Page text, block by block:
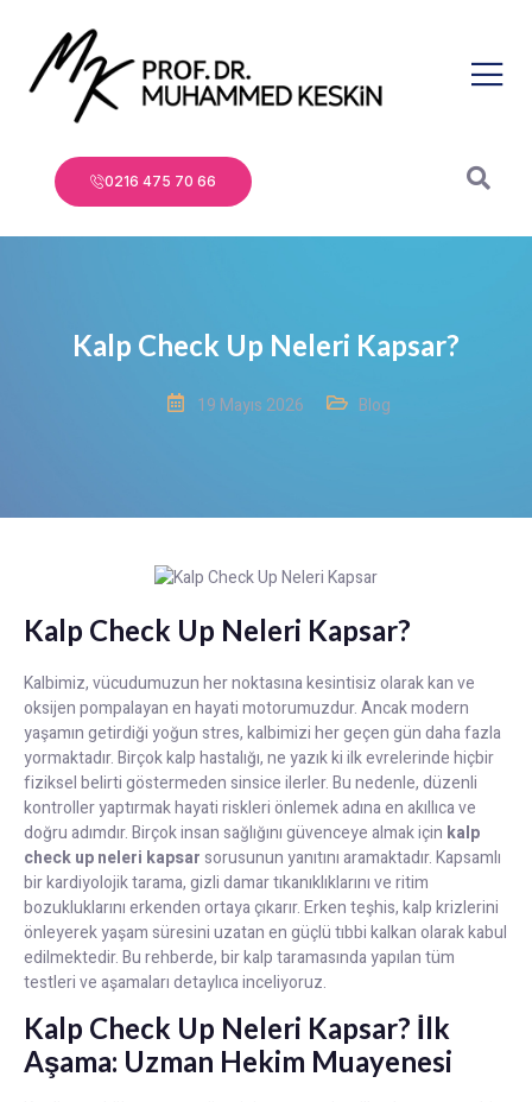
0216 475 70 66
Kalp Check Up Neleri Kapsar?
19 Mayıs 2026 Blog
Kalp Check Up Neleri Kapsar?
Kalbimiz, vücudumuzun her noktasına kesintisiz olarak kan ve
oksijen pompalayan en hayati motorumuzdur. Ancak modern
yaşamın getirdiği yoğun stres, kalbimizi her geçen gün daha fazla
yormaktadır. Birçok kalp hastalığı, ne yazık ki ilk evrelerinde hiçbir
fiziksel belirti göstermeden sinsice ilerler. Bu nedenle, düzenli
kontroller yaptırmak hayati riskleri önlemek adına en akıllıca ve
doğru adımdır. Birçok insan sağlığını güvenceye almak için kalp
check up neleri kapsarsorusunun yanıtını aramaktadır. Kapsamlı
bir kardiyolojik tarama, gizli damar tıkanıklıklarını ve ritim
bozukluklarını erkenden ortaya çıkarır. Erken teşhis, kalp krizlerini
önleyerek yaşam süresini uzatan en güçlü tıbbi kalkan olarak kabul
edilmektedir. Bu rehberde, bir kalp taramasında yapılan tüm
testleri ve aşamaları detaylıca inceliyoruz.
Kalp Check Up Neleri Kapsar? İlk
Aşama: Uzman Hekim Muayenesi